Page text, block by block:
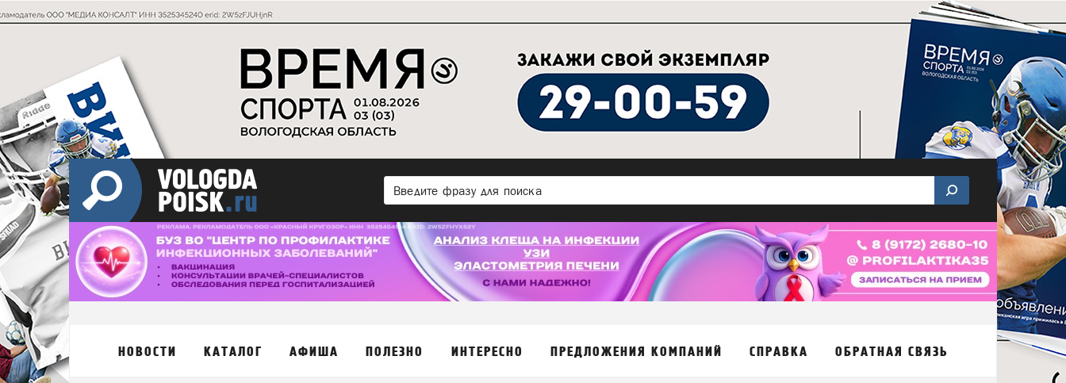
НОВОСТИ КАТАЛОГ АФИША ПОЛЕЗНО ИНТЕРЕСНО ПРЕДЛОЖЕНИЯ КОМПАНИЙ СПРАВКА ОБРАТНАЯ СВЯЗЬ